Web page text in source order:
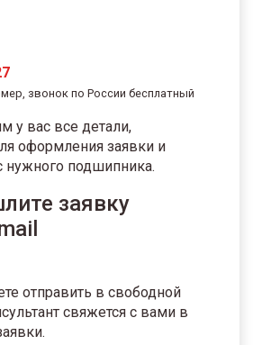
звонок по России бесплатный
у вас все детали,
оформления заявки и
нужного подшипника.
заявку
отправить в свободной
свяжется с вами в